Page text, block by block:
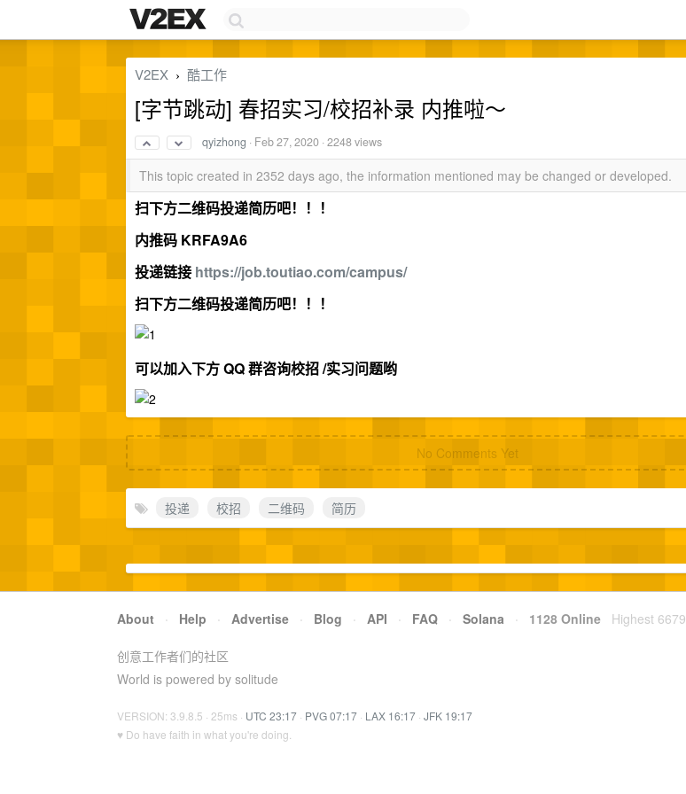
V2EX › 酷工作
[字节跳动] 春招实习/校招补录 内推啦～
qyizhong · Feb 27, 2020 · 2248 views
This topic created in 2352 days ago, the information mentioned may be changed or developed.
扫下方二维码投递简历吧！！！
内推码 KRFA9A6
投递链接 https://job.toutiao.com/campus/
扫下方二维码投递简历吧！！！
可以加入下方 QQ 群咨询校招 /实习问题哟
No Comments Yet
投递 校招 二维码 简历
About · Help · Advertise · Blog · API · FAQ · Solana · 1128 Online Highest 6679
创意工作者们的社区
World is powered by solitude
VERSION: 3.9.8.5 · 25ms · UTC 23:17 · PVG 07:17 · LAX 16:17 · JFK 19:17
♥ Do have faith in what you're doing.